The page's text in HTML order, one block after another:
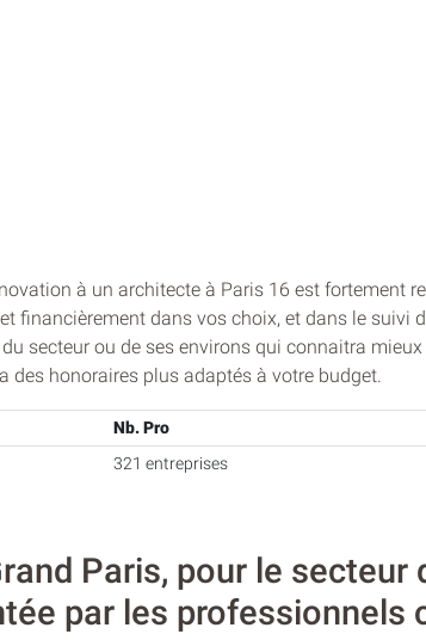
à un architecte à Paris 16 est fortement
financièrement dans vos choix, et dans le suivi
secteur ou de ses environs qui connaitra
honoraires plus adaptés à votre budget.
Nb. Pro
321 entreprises
Paris, pour le secteur
par les professionnels